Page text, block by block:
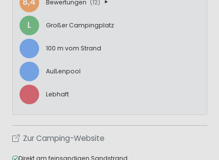
Bewertungen (12)
L Großer Campingplatz
100 m vom Strand
Außenpool
Lebhaft
Zur Camping-Website
Direkt am feinsandigen Sandstrand